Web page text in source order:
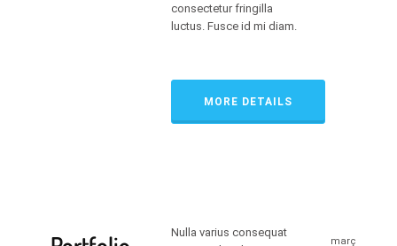
consectetur fringilla
luctus. Fusce id mi diam.
MORE DETAILS
març
Nulla varius consequat